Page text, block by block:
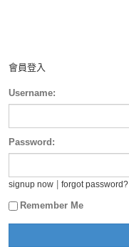
會員登入
Username:
Password:
signup now forgot password?
Remember Me